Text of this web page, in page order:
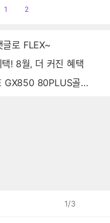
공1
댓
2
글로 FLEX~
! 8월, 더 커진 혜택
골드 풀모듈러 ATX3.0 블랙
1/3